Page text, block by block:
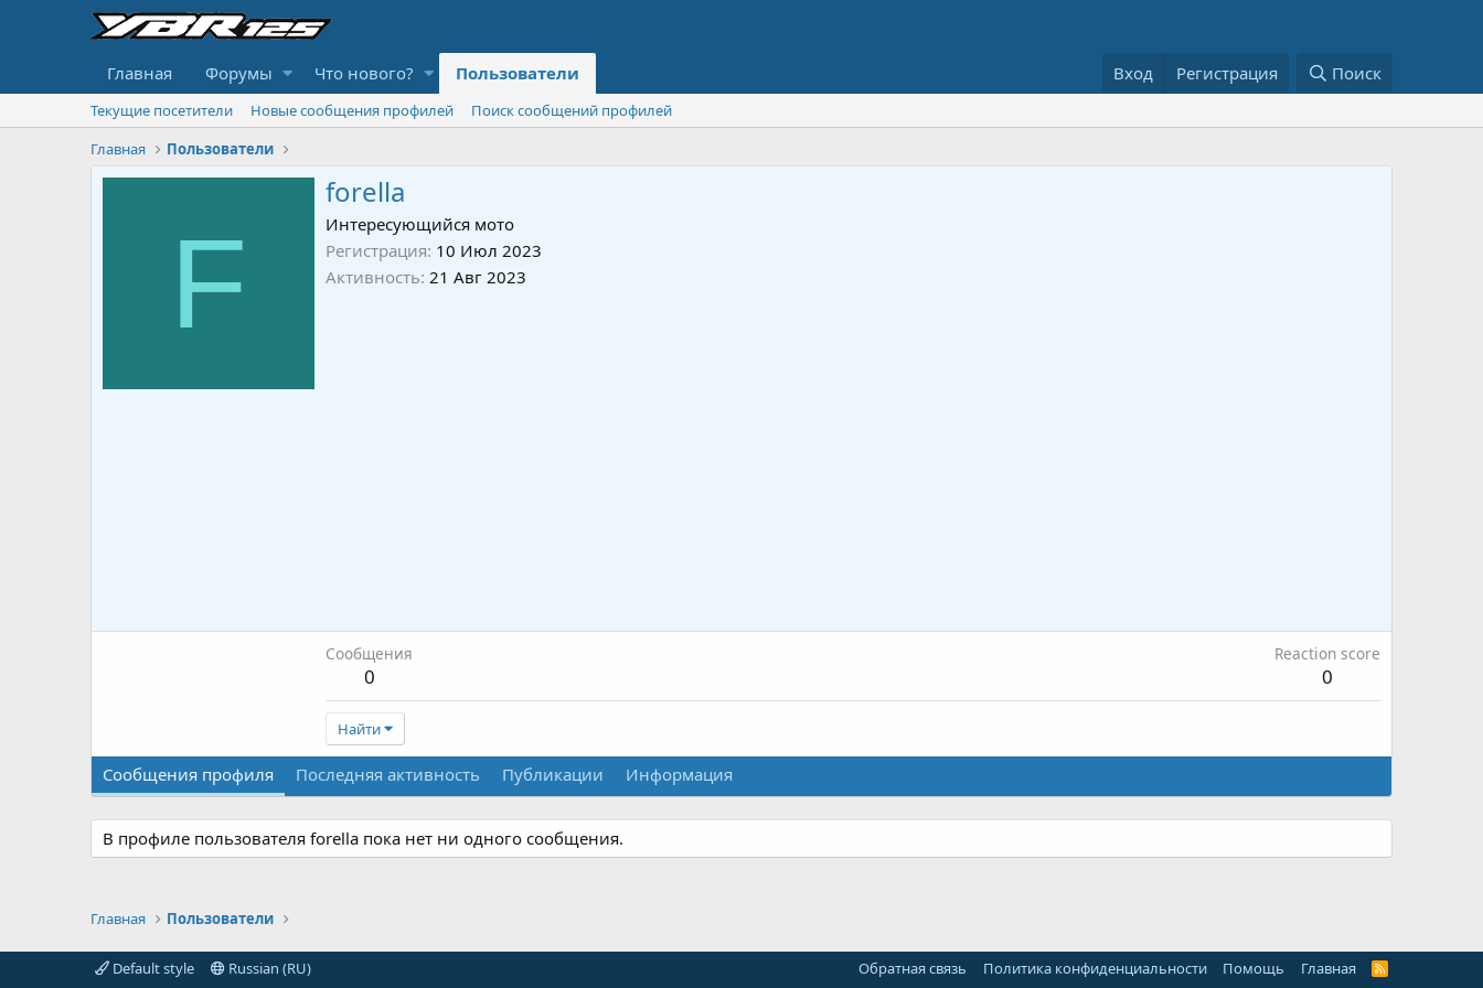
Главная Форумы Что нового? Пользователи Вход Регистрация Поиск
Текущие посетители Новые сообщения профилей
Поиск сообщений профилей
Главная
Пользователи
F
forella
Интересующийся мото
Регистрация 10 Июл 2023
Активность 21 Авг 2023
Сообщения
0
Reaction score
0
Найти
Сообщения профиля Последняя активность Публикации Информация
В профиле пользователя forella пока нет ни одного сообщения.
Главная Пользователи
Default style Russian (RU) Обратная связь Политика конфиденциальности Помощь Главная
R